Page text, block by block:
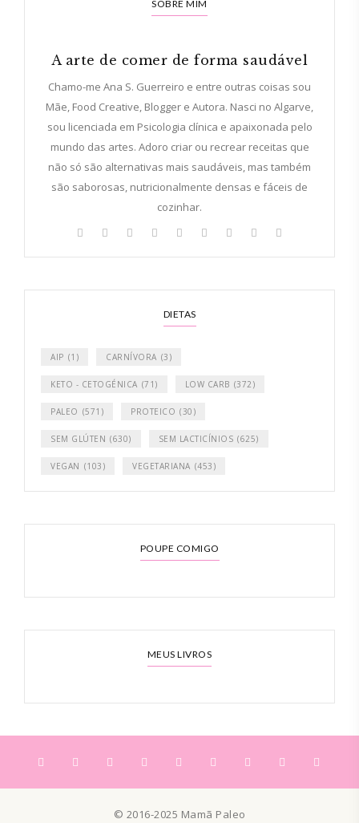
SOBRE MIM
A arte de comer de forma saudável
Chamo-me Ana S. Guerreiro e entre outras coisas sou
Mãe, Food Creative, Blogger e Autora. Nasci no Algarve,
sou licenciada em Psicologia clínica e apaixonada pelo
mundo das artes. Adoro criar ou recrear receitas que
não só são alternativas mais saudáveis, mas também
são saborosas, nutricionalmente densas e fáceis de
cozinhar.
DIETAS
AIP (1) CARNÍVORA (3)
KETO - CETOGÉNICA (71) LOW CARB (372)
PALEO (571) PROTEICO (30)
SEM GLÚTEN (630) SEM LACTICÍNIOS (625)
VEGAN (103) VEGETARIANA (453)
POUPE COMIGO
MEUS LIVROS
© 2016-2025 Mamã Paleo